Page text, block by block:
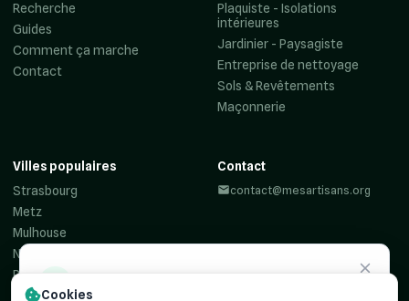
Besoin d'un
Recherche
Guides
Comment ça marche
Contact
Plaquiste - Isolations
intérieures
Jardinier - Paysagiste
Entreprise de nettoyage
Sols & Revêtements
Maçonnerie
Villes populaires
Strasbourg
Metz
Mulhouse
Nancy
Reims
Colmar
Contact
contact@mesartisans.org
Cookies